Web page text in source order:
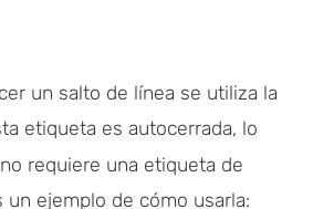
un salto de línea se utiliza la
etiqueta es autocerrada, lo
requiere una etiqueta de
un ejemplo de cómo usarla: